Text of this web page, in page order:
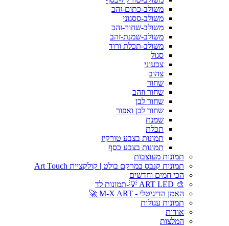
משולב-כתום-זהב
משולב-ססגוני
משולב-שחור-זהב
משולב-שמנת-זהב
משולב-תכלת ורוד
סגול
צבעוני
צהוב
שחור
שחור וזהב
שחור לבן
שחור לבן ואפור
שמנת
תכלת
תמונות בצבע טורקיז
תמונות בצבע כסף
תמונות מעוצבות
תמונות קנבס במרקם בולט | קולקציית Art Touch
הכי חמים וחדשים
🎨 ART LED 💡-תמונות לד
האמן הדיגיטלי - M-X ART 🚀
תמונות עגולות
אודות
המלצות